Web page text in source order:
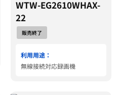
WTW-EG2610WHAX-
22
販売終了
利用用途：
無線接続対応録画機